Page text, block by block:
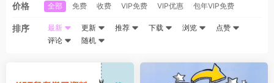
价格 全部 免费 收费 VIP免费 VIP优惠 包年VIP免费
排序 最新 更新 推荐 下载 浏览
点赞
评论
随机